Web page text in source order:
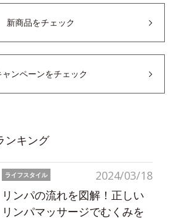
新商品をチェック
ャンペーンをチェック
ンキング
2024/03/18
ライフスタイル
リンパの流れを図解！正しい
リンパマッサージでむくみを